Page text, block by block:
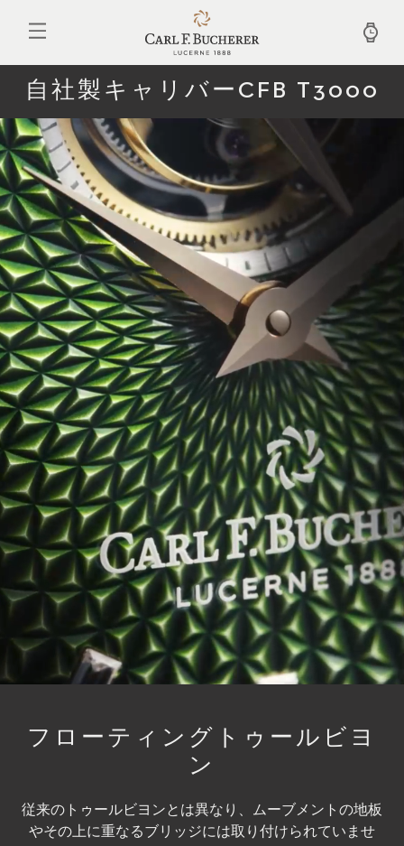
ツ
に
移
動
自社製キャリバーCFB T3000
フローティングトゥールビヨ
ン
従来のトゥールビヨンとは異なり、ムーブメントの地板
やその上に重なるブリッジには取り付けられていませ